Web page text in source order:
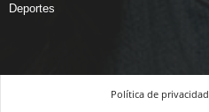
Deportes
Política de privacidad